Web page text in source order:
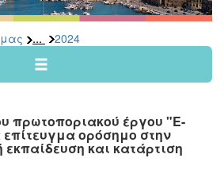
... 2024
πρωτοποριακού έργου "E-
επίτευγμα ορόσημο στην
και κατάρτιση